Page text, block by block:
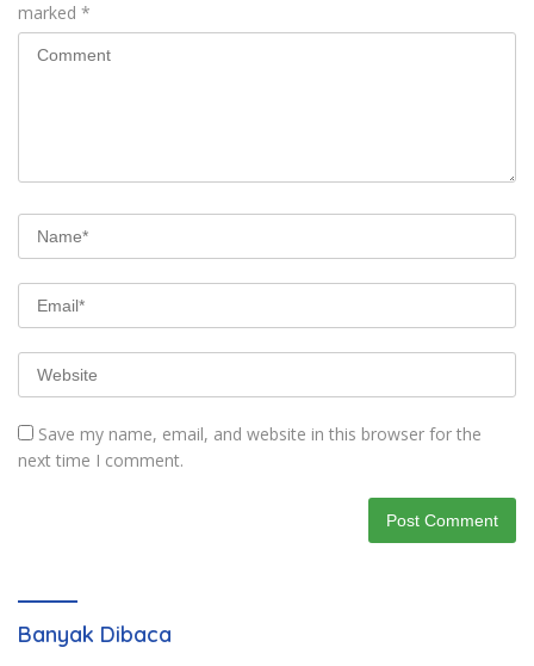
marked *
Save my name, email, and website in this browser for the
next time I comment.
Banyak Dibaca